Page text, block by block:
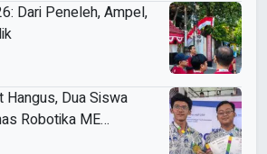
Dari Peneleh, Ampel,
Dua Siswa
Robotika ME